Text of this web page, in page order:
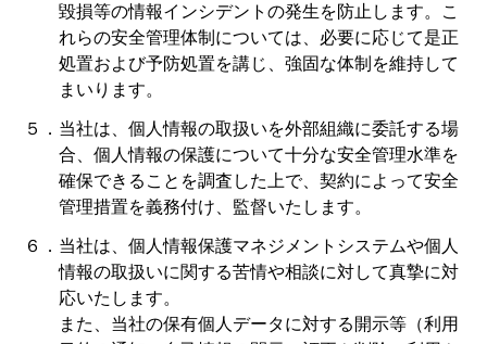
毀損等の情報インシデントの発生を防止します。こ
れらの安全管理体制については、必要に応じて是正
処置および予防処置を講じ、強固な体制を維持して
まいります。
５．当社は、個人情報の取扱いを外部組織に委託する場
合、個人情報の保護について十分な安全管理水準を
確保できることを調査した上で、契約によって安全
管理措置を義務付け、監督いたします。
６．当社は、個人情報保護マネジメントシステムや個人
情報の取扱いに関する苦情や相談に対して真摯に対
応いたします。
また、当社の保有個人データに対する開示等（利用